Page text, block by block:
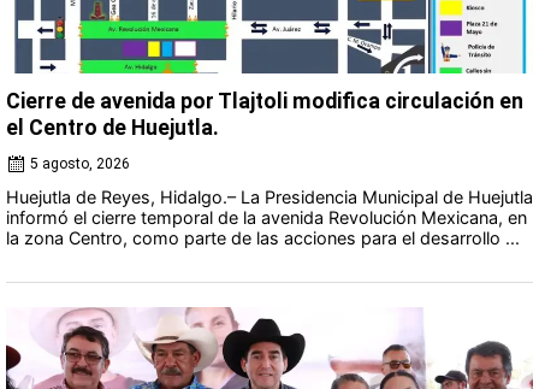
Cierre de avenida por Tlajtoli modifica circulación en
el Centro de Huejutla.
5 agosto, 2026
Huejutla de Reyes, Hidalgo.– La Presidencia Municipal de Huejutla
informó el cierre temporal de la avenida Revolución Mexicana, en
la zona Centro, como parte de las acciones para el desarrollo ...